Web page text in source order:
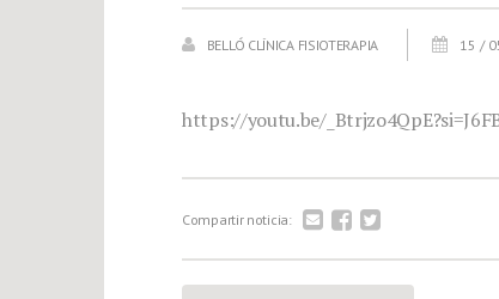
BELLÓ CLÍNICA FISIOTERAPIA 15 /
https://youtu.be/
Compartir noticia: